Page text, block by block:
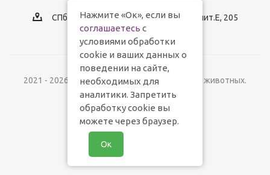
СПб, пр.Обуховской Обороны, д.116, лит.Е, 205
2021 - 2026 © Lapus.ru - магазин товаров для животных.
Нажмите «Ок», если вы
соглашаетесь с
условиями обработки
cookie и ваших данных о
поведении на сайте,
необходимых для
аналитики. Запретить
обработку cookie вы
можете через браузер.
Ок